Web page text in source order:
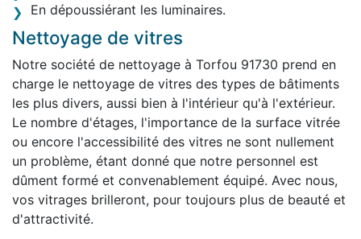
En dépoussiérant les luminaires.
Nettoyage de vitres
Notre société de nettoyage à Torfou 91730 prend en
charge le nettoyage de vitres des types de bâtiments
les plus divers, aussi bien à l'intérieur qu'à l'extérieur.
Le nombre d'étages, l'importance de la surface vitrée
ou encore l'accessibilité des vitres ne sont nullement
un problème, étant donné que notre personnel est
dûment formé et convenablement équipé. Avec nous,
vos vitrages brilleront, pour toujours plus de beauté et
d'attractivité.